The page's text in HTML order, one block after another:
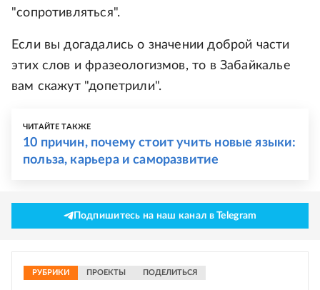
"сопротивляться".
Если вы догадались о значении доброй части
этих слов и фразеологизмов, то в Забайкалье
вам скажут "допетрили".
ЧИТАЙТЕ ТАКЖЕ
10 причин, почему стоит учить новые языки:
польза, карьера и саморазвитие
Подпишитесь на наш канал в Telegram
РУБРИКИ ПРОЕКТЫ ПОДЕЛИТЬСЯ